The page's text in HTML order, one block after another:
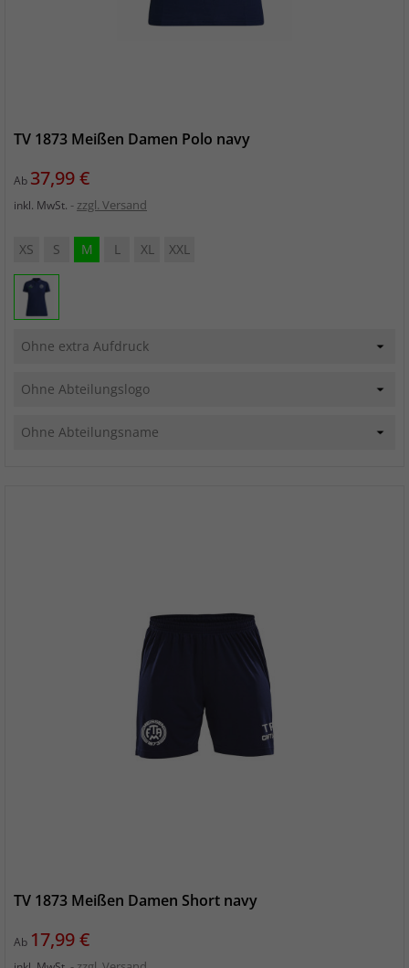
TV 1873 Meißen Damen Polo navy
Ab Preis
37,99 €
inkl. MwSt. zzgl. Versand
XS S M L XL XXL
TV 1873 Meißen Damen Short navy
Ab Preis
17,99 €